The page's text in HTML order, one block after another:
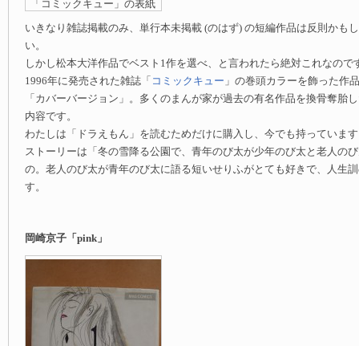
「コミックキュー」の表紙
いきなり雑誌掲載のみ、単行本未掲載 (のはず) の短編作品は反則かも
い。
しかし松本大洋作品でベスト1作を選べ、と言われたら絶対これなので
1996年に発売された雑誌「 コミックキュー 」の巻頭カラーを飾った作
「カバーバージョン」。多くのまんが家が過去の有名作品を換骨奪胎
内容です。
わたしは「ドラえもん」を読むためだけに購入し、今でも持っていま
ストーリーは「冬の雪降る公園で、青年のび太が少年のび太と老人の
の。老人のび太が青年のび太に語る短いせりふがとても好きで、人生
す。
岡崎京子「pink」